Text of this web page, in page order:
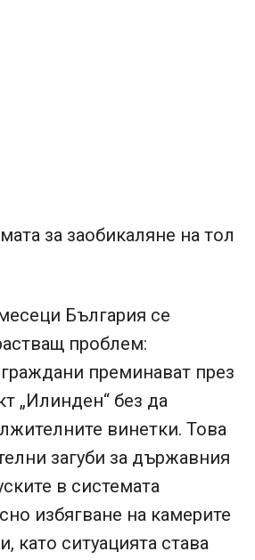
за заобикаляне на тол
България се
проблем:
преминават през
„Илинден“ без да
винетки. Това
загуби за държавния
в системата
избягване на камерите
като ситуацията става